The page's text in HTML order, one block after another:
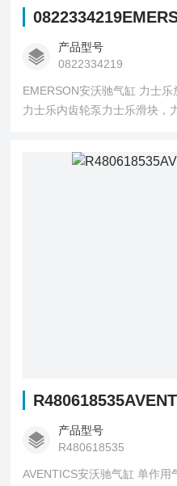
产品型号
0822334219
EMERSON安沃驰气缸 力士
力士乐内齿轮泵力士乐滑块，
产品型号
R480618535
AVENTICS安沃驰气缸 单作